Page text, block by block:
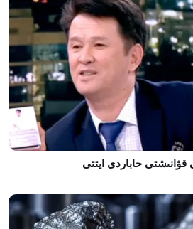
قۋانىشتى حاباردى ايتتى